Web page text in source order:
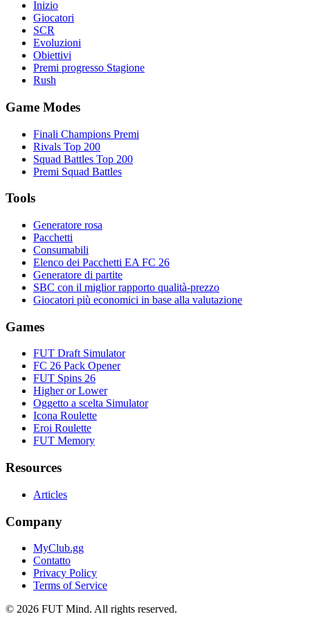
Inizio
Giocatori
SCR
Evoluzioni
Obiettivi
Premi progresso Stagione
Rush
Game Modes
Finali Champions Premi
Rivals Top 200
Squad Battles Top 200
Premi Squad Battles
Tools
Generatore rosa
Pacchetti
Consumabili
Elenco dei Pacchetti EA FC 26
Generatore di partite
SBC con il miglior rapporto qualità-prezzo
Giocatori più economici in base alla valutazione
Games
FUT Draft Simulator
FC 26 Pack Opener
FUT Spins 26
Higher or Lower
Oggetto a scelta Simulator
Icona Roulette
Eroi Roulette
FUT Memory
Resources
Articles
Company
MyClub.gg
Contatto
Privacy Policy
Terms of Service
© 2026 FUT Mind. All rights reserved.